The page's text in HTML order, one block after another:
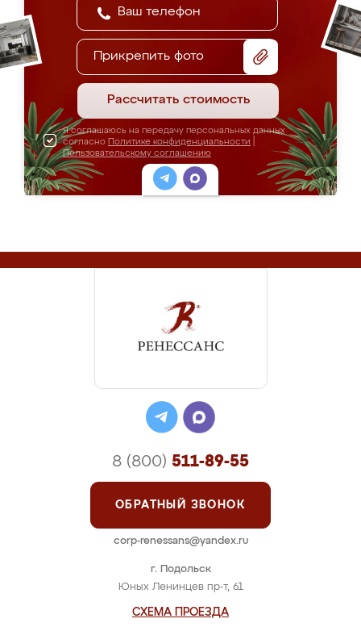
Прикрепить фото
Рассчитать стоимость
Я соглашаюсь на передачу персональных данных
согласно Политике конфиденциальности
Пользовательскому соглашению
г. Подольск
Юных Ленинцев пр-т, 61
СХЕМА ПРОЕЗДА
8 (800) 511-89-55
ОБРАТНЫЙ ЗВОНОК
corp-renessans@yandex.ru